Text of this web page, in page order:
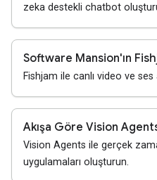
zeka destekli chatbot
Software Mansion'ın
Fishjam ile canlı video ve ses
Akışa Göre Vision
Vision Agents ile gerçek
uygulamaları oluşturun.